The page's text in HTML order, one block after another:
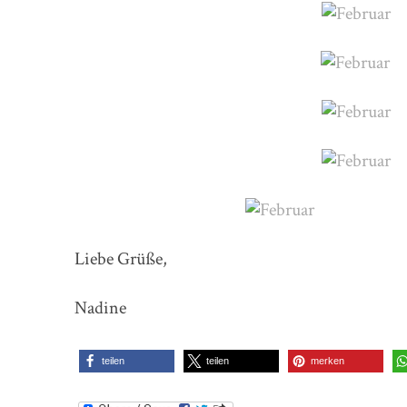
Liebe Grüße,
Nadine
teilen teilen merken